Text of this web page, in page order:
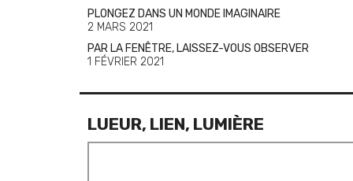
PLONGEZ DANS UN MONDE IMAGINAIRE
2 MARS 2021
PAR LA FENÊTRE, LAISSEZ-VOUS OBSERVER
1 FÉVRIER 2021
LUEUR, LIEN, LUMIÈRE